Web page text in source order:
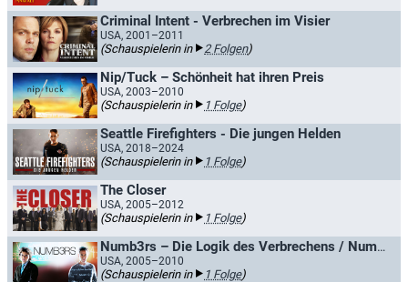
Criminal Intent - Verbrechen im Visier
USA, 2001–2011
(Schauspielerin in 2 Folgen)
Nip/Tuck – Schönheit hat ihren Preis
USA, 2003–2010
(Schauspielerin in 1 Folge)
Seattle Firefighters - Die jungen Helden
USA, 2018–2024
(Schauspielerin in 1 Folge)
The Closer
USA, 2005–2012
(Schauspielerin in 1 Folge)
Numb3rs – Die Logik des Verbrechens / Numbers
USA, 2005–2010
(Schauspielerin in 1 Folge)